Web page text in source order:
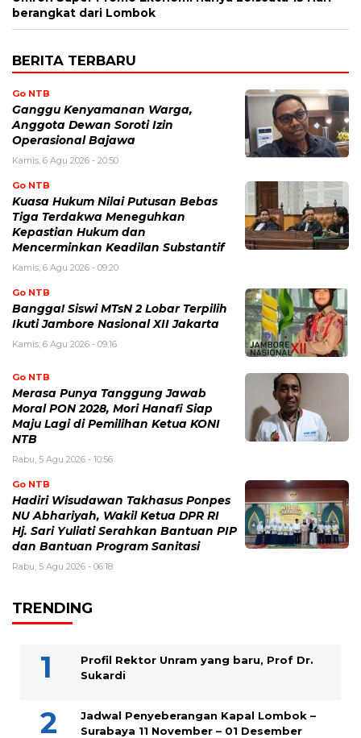
berangkat dari Lombok
BERITA TERBARU
Go NTB
Ganggu Kenyamanan Warga,
Anggota Dewan Soroti Izin
Operasional Bajawa
Kamis, 6 Agu 2026 - 20:50
Go NTB
Kuasa Hukum Nilai Putusan Bebas
Tiga Terdakwa Meneguhkan
Kepastian Hukum dan
Mencerminkan Keadilan Substantif
Kamis, 6 Agu 2026 - 09:20
Go NTB
Bangga! Siswi MTsN 2 Lobar Terpilih
Ikuti Jambore Nasional XII Jakarta
Kamis, 6 Agu 2026 - 09:16
Go NTB
Merasa Punya Tanggung Jawab
Moral PON 2028, Mori Hanafi Siap
Maju Lagi di Pemilihan Ketua KONI
NTB
Rabu, 5 Agu 2026 - 10:56
Go NTB
Hadiri Wisudawan Takhasus Ponpes
NU Abhariyah, Wakil Ketua DPR RI
Hj. Sari Yuliati Serahkan Bantuan PIP
dan Bantuan Program Sanitasi
Rabu, 5 Agu 2026 - 06:18
TRENDING
Profil Rektor Unram yang baru, Prof Dr.
Sukardi
Jadwal Penyeberangan Kapal Lombok –
Surabaya 11 November – 01 Desember